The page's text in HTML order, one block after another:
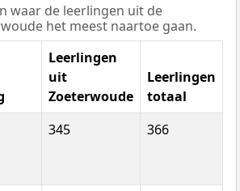
waar de leerlingen uit de
het meest naartoe gaan.
Leerlingen
uit
Zoeterwoude
Leerlingen
totaal
345 366